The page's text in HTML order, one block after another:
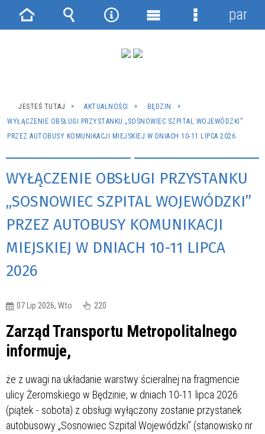
JESTEŚ TUTAJ AKTUALNOŚCI
BĘDZIN
WYŁĄCZENIE OBSŁUGI PRZYSTANKU „SOSNOWIEC SZPITAL WOJEWÓDZKI”
PRZEZ AUTOBUSY KOMUNIKACJI MIEJSKIEJ W DNIACH 10-11 LIPCA 2026
WYŁĄCZENIE OBSŁUGI PRZYSTANKU
„SOSNOWIEC SZPITAL WOJEWÓDZKI”
PRZEZ AUTOBUSY KOMUNIKACJI
MIEJSKIEJ W DNIACH 10-11 LIPCA
2026
07 Lip 2026, Wto 220
Zarząd Transportu Metropolitalnego
informuje,
że z uwagi na układanie warstwy ścieralnej na fragmencie
ulicy Żeromskiego w Będzinie, w dniach 10-11 lipca 2026
(piątek - sobota) z obsługi wyłączony zostanie przystanek
autobusowy „Sosnowiec Szpital Wojewódzki” (stanowisko nr
Strona Wyszukiwarka
NarzędziaMenu
Menu
panel